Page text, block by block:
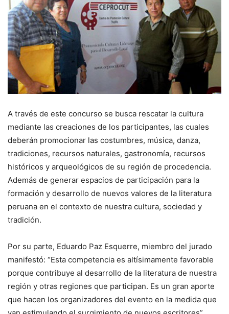
A través de este concurso se busca rescatar la cultura
mediante las creaciones de los participantes, las cuales
deberán promocionar las costumbres, música, danza,
tradiciones, recursos naturales, gastronomía, recursos
históricos y arqueológicos de su región de procedencia.
Además de generar espacios de participación para la
formación y desarrollo de nuevos valores de la literatura
peruana en el contexto de nuestra cultura, sociedad y
tradición.
Por su parte, Eduardo Paz Esquerre, miembro del jurado
manifestó: “Esta competencia es altísimamente favorable
porque contribuye al desarrollo de la literatura de nuestra
región y otras regiones que participan. Es un gran aporte
que hacen los organizadores del evento en la medida que